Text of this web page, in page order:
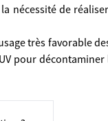
nécessité de
très favorable
pour